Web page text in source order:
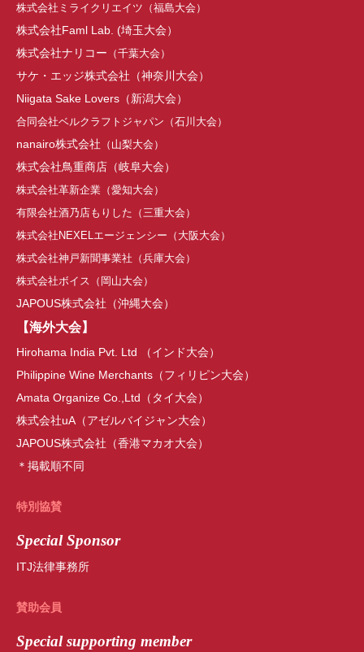
株式会社ミライクリエイツ（福島大会）
株式会社Faml Lab. (埼玉大会）
株式会社ナリコー （千葉大会）
サケ・エッジ株式会社 （神奈川大会）
Niigata Sake Lovers（新潟大会）
合同会社ベルクラフトジャパン（石川大会）
nanairo株式会社 （山梨大会）
株式会社鳥重商店（岐阜大会）
株式会社革新企業（愛知大会 ）
有限会社酒乃店もりした（三重大会）
株式会社NEXELエージェンシー （ 大阪大会 ）
株式会社神戸新聞事業社（兵庫大会）
株式会社ボイス
（岡山大会）
JAPOUS株式会社（沖縄大会）
【海外大会】
Hirohama India Pvt. Ltd （インド大会）
Philippine Wine Merchants（フィリピン大会）
Amata Organize Co.,Ltd（タイ大会）
株式会社uA（アゼルバイジャン大会）
JAPOUS株式会社（香港マカオ大会）
＊掲載順不同
特別協賛
Special Sponsor
ITJ法律事務所
賛助会員
Specialsupporting member